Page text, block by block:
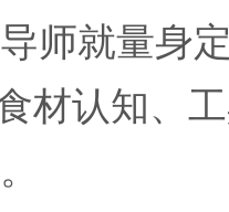
师就量身
材认知、